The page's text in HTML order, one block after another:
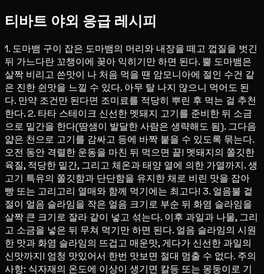
티바트 야외 응급 레시피
1. 도마뱀 구이 잡은 도마뱀의 머리와 내장을 떼고 껍질을 벗긴
뒤 가느다란 꼬챙이에 꽂아 익히기만 하면 된다. 뿔 도마뱀은
살짝 비리고 쓴맛이 나 처음 먹을 땐 암모니아에 절인 수건 같
은 진한 쉰맛을 느낄 수 있다. 아무 탈 나지 않으니 먹어도 된
다. 만약 조건만 된다면 조미료를 적당히 뿌린 후 먹는 걸 추천
한다. 2. 타타 스테이크 신선한 멧돼지 고기를 준비한 뒤 소금
으로 밑간을 한다(땀샘이 발달한 사람은 생략해도 됨). 그다음
얇은 천으로 고기를 감싸고 등에 바짝 붙을 수 있도록 묶는다.
오전 동안 격렬한 운동을 마친 뒤 먹으면 끝! 멧돼지의 쫄깃한
육질, 적당한 밑간, 그리고 체온과 태양 열에 의한 가열까지. 생
고기 특유의 쫄깃함과 단단함을 유지한 채로 비린 맛을 잡아
빵 또는 고리고리 열매와 함께 먹기에는 최고다! 3. 얼음불 겉
절이 얼음 슬라임을 작은 얼음 크기로 부순 뒤 화염 슬라임을
살짝 큰 크기로 잘라 같이 넣고 섞는다. 이후 과일과 나물, 그리
고 소금을 넣은 뒤 무쳐 먹기만 하면 된다. 얼음 슬라임의 시원
한 맛과 화염 슬라임의 뜨겁고 매운맛, 게다가 신선한 과일의
신맛까지! 엄청 맛있어서 한번 맛보면 절대 멈출 수 없다. 주의
사항: 식자재의 온도에 이상이 생기면 칼등 또는 몽둥이로 기